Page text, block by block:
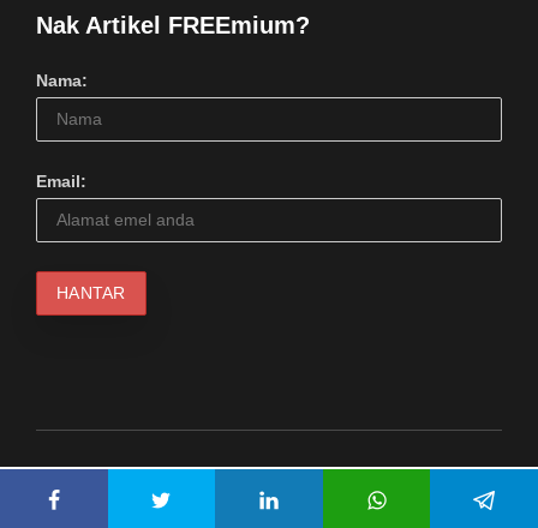
Nak Artikel FREEmium?
Nama:
Email: